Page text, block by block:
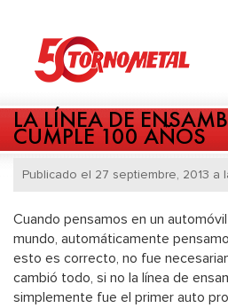
LA LÍNEA DE
CUMPLE 100 AÑOS
Publicado el 27 septiembre, 2013 a
Cuando pensamos en un
mundo, automáticamente
esto es correcto, no fue
cambió todo, si no la línea de
simplemente fue el primer auto